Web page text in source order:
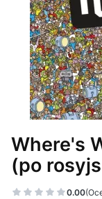
Where's
(po
0.00